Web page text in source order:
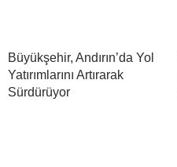
Büyükşehir, Andırın’da Yol
Yatırımlarını Artırarak
Sürdürüyor